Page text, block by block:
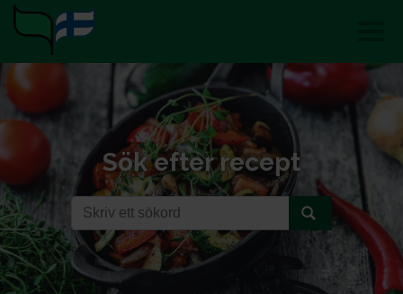
Sök efter recept